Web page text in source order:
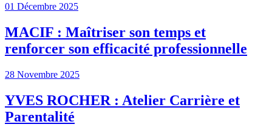
01 Décembre 2025
MACIF : Maîtriser son temps et
renforcer son efficacité professionnelle
28 Novembre 2025
YVES ROCHER : Atelier Carrière et
Parentalité